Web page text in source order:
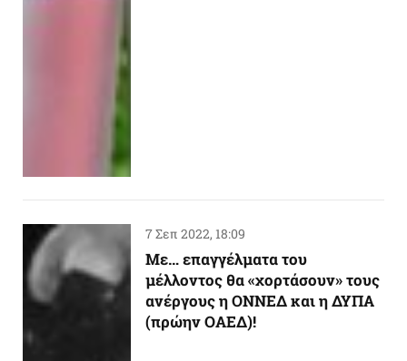
7 Σεπ 2022, 18:09
Με… επαγγέλματα του
μέλλοντος θα «χορτάσουν» τους
ανέργους η ΟΝΝΕΔ και η ΔΥΠΑ
(πρώην ΟΑΕΔ)!